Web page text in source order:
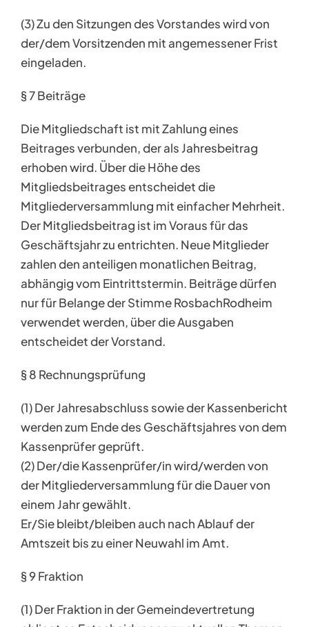
(3) Zu den Sitzungen des Vorstandes wird von
der/dem Vorsitzenden mit angemessener Frist
eingeladen.
§ 7 Beiträge
Die Mitgliedschaft ist mit Zahlung eines
Beitrages verbunden, der als Jahresbeitrag
erhoben wird. Über die Höhe des
Mitgliedsbeitrages entscheidet die
Mitgliederversammlung mit einfacher Mehrheit.
Der Mitgliedsbeitrag ist im Voraus für das
Geschäftsjahr zu entrichten. Neue Mitglieder
zahlen den anteiligen monatlichen Beitrag,
abhängig vom Eintrittstermin. Beiträge dürfen
nur für Belange der Stimme RosbachRodheim
verwendet werden, über die Ausgaben
entscheidet der Vorstand.
§ 8 Rechnungsprüfung
(1) Der Jahresabschluss sowie der Kassenbericht
werden zum Ende des Geschäftsjahres von dem
Kassenprüfer geprüft.
(2) Der/die Kassenprüfer/in wird/werden von
der Mitgliederversammlung für die Dauer von
einem Jahr gewählt.
Er/Sie bleibt/bleiben auch nach Ablauf der
Amtszeit bis zu einer Neuwahl im Amt.
§ 9 Fraktion
(1) Der Fraktion in der Gemeindevertretung